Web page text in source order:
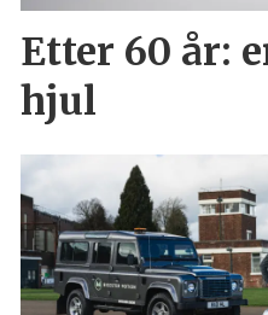
Etter 60 år:
hjul